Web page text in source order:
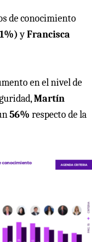
de conocimiento
yFrancisca
en el nivel de
Martín
56% respecto de la